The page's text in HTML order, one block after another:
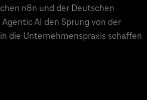
n8n und der Deutschen
AI den Sprung von der
die Unternehmenspraxis schaffen